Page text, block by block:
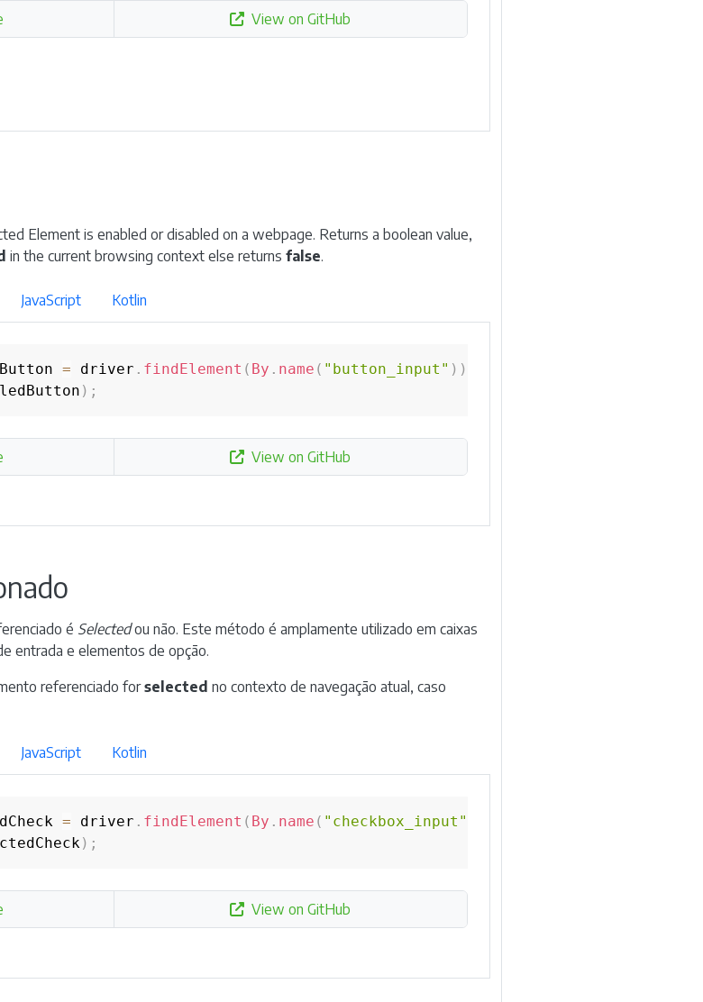
View on GitHub
Element is enabled or disabled on a webpage. Returns a boolean value,
in the current browsing context else returns false.
JavaScript Kotlin
= driver . findElement ( By . name ( "button_input" ) )
) ;
View on GitHub
é Selectedou não. Este método é amplamente utilizado em caixas
entrada e elementos de opção.
referenciado forselected no contexto de navegação atual, caso
JavaScript Kotlin
= driver . findElement ( By . name ( "checkbox_input"
) ;
View on GitHub